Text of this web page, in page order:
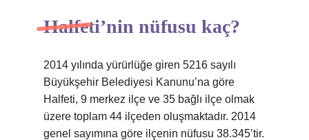
Halfeti’nin nüfusu kaç?
2014 yılında yürürlüğe giren 5216 sayılı
Büyükşehir Belediyesi Kanunu’na göre
Halfeti, 9 merkez ilçe ve 35 bağlı ilçe olmak
üzere toplam 44 ilçeden oluşmaktadır. 2014
genel sayımına göre ilçenin nüfusu 38.345’tir.